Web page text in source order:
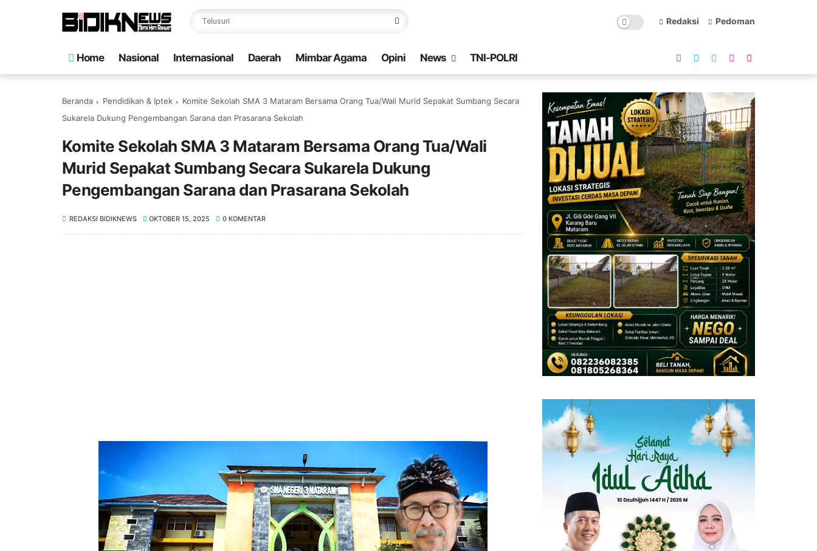
Redaksi Pedoman
Home Nasional Internasional Daerah Mimbar Agama Opini News TNI-POLRI
Beranda Pendidikan & Iptek
Komite Sekolah SMA 3 Mataram Bersama Orang Tua/Wali Murid Sepakat Sumbang Secara
Sukarela Dukung Pengembangan Sarana dan Prasarana Sekolah
Komite Sekolah SMA 3 Mataram Bersama Orang Tua/Wali
Murid Sepakat Sumbang Secara Sukarela Dukung
Pengembangan Sarana dan Prasarana Sekolah
REDAKSI BIDIKNEWS OKTOBER 15, 2025 0 KOMENTAR